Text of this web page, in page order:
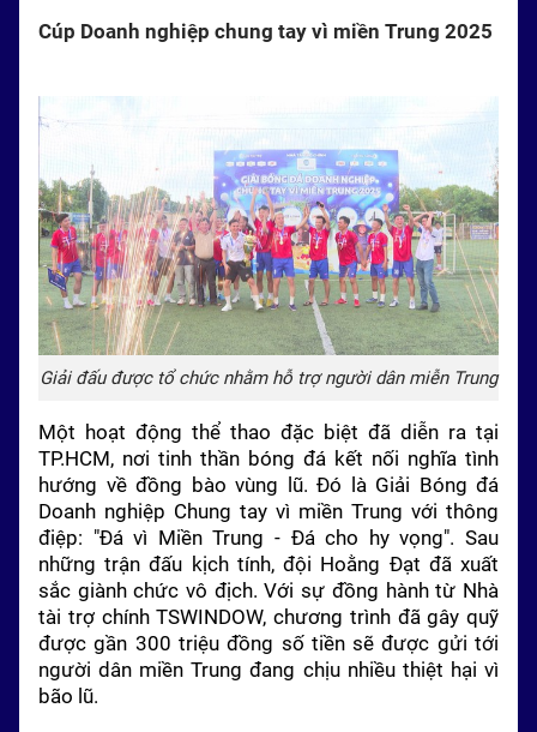
Cúp Doanh nghiệp chung tay vì miền Trung 2025
Giải đấu được tổ chức nhằm hỗ trợ người dân miễn Trung
Một hoạt động thể thao đặc biệt đã diễn ra tại
TP.HCM, nơi tinh thần bóng đá kết nối nghĩa tình
hướng về đồng bào vùng lũ. Đó là Giải Bóng đá
Doanh nghiệp Chung tay vì miền Trung với thông
điệp: "Đá vì Miền Trung - Đá cho hy vọng". Sau
những trận đấu kịch tính, đội Hoằng Đạt đã xuất
sắc giành chức vô địch. Với sự đồng hành từ Nhà
tài trợ chính TSWINDOW, chương trình đã gây quỹ
được gần 300 triệu đồng số tiền sẽ được gửi tới
người dân miền Trung đang chịu nhiều thiệt hại vì
bão lũ.